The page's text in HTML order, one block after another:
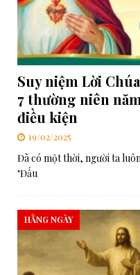
Suy niệm Lời
7 thường niên
điều kiện
19/02/2025
Đã có một thời, người ta
‘Đấu
HẰNG NGÀY